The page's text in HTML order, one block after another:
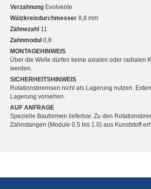
Verzahnung Evolvente
Wälzkreisdurchmesser 8,8 mm
Zähnezahl 11
Zahnmodul 0,8
MONTAGEHINWEIS
Über die Welle dürfen keine axialen oder radialen
werden.
SICHERHEITSHINWEIS
Rotationsbremsen nicht als Lagerung nutzen.
Lagerung vorsehen.
AUF ANFRAGE
Spezielle Bauformen lieferbar. Zu den
Zahnstangen (Module 0.5 bis 1.0) aus Kunststoff